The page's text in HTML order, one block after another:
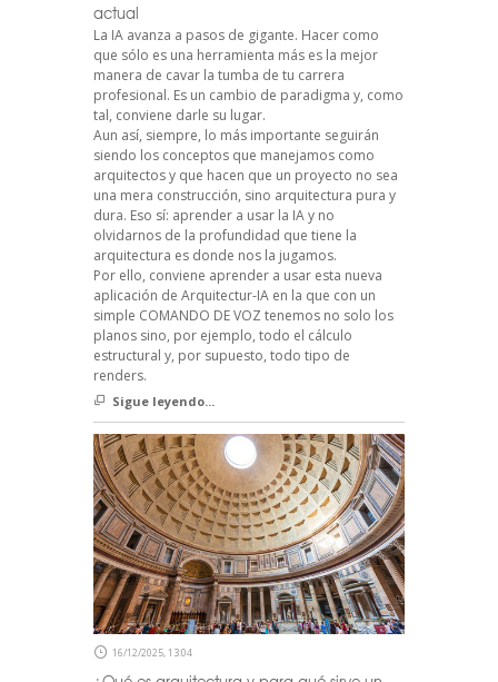
actual
La IA avanza a pasos de gigante. Hacer como
que sólo es una herramienta más es la mejor
manera de cavar la tumba de tu carrera
profesional. Es un cambio de paradigma y, como
tal, conviene darle su lugar.
Aun así, siempre, lo más importante seguirán
siendo los conceptos que manejamos como
arquitectos y que hacen que un proyecto no sea
una mera construcción, sino arquitectura pura y
dura. Eso sí: aprender a usar la IA y no
olvidarnos de la profundidad que tiene la
arquitectura es donde nos la jugamos.
Por ello, conviene aprender a usar esta nueva
aplicación de Arquitectur-IA en la que con un
simple COMANDO DE VOZ tenemos no solo los
planos sino, por ejemplo, todo el cálculo
estructural y, por supuesto, todo tipo de
renders.
Sigue leyendo...
16/12/2025, 13:04